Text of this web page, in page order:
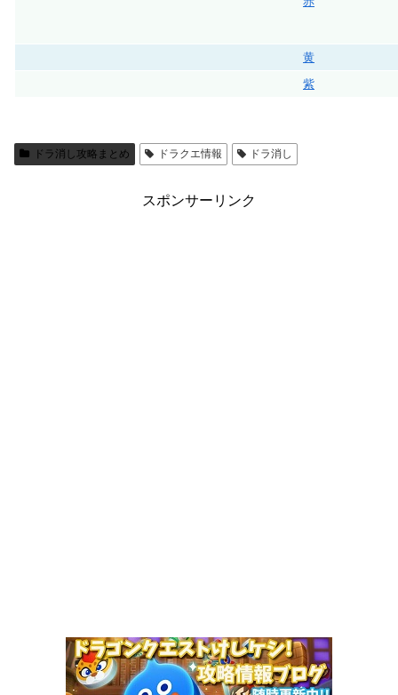
黄
紫
ドラ消し攻略まとめ ドラクエ情報 ドラ消し
スポンサーリンク